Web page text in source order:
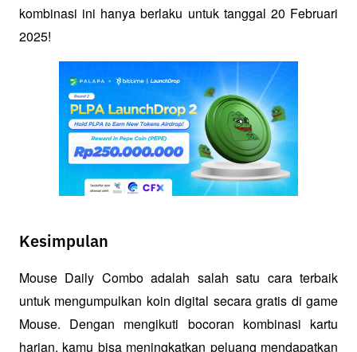
kombinasi ini hanya berlaku untuk tanggal 20 Februari
2025!
Kesimpulan
Mouse Daily Combo adalah salah satu cara terbaik
untuk mengumpulkan koin digital secara gratis di game
Mouse. Dengan mengikuti bocoran kombinasi kartu
harian, kamu bisa meningkatkan peluang mendapatkan